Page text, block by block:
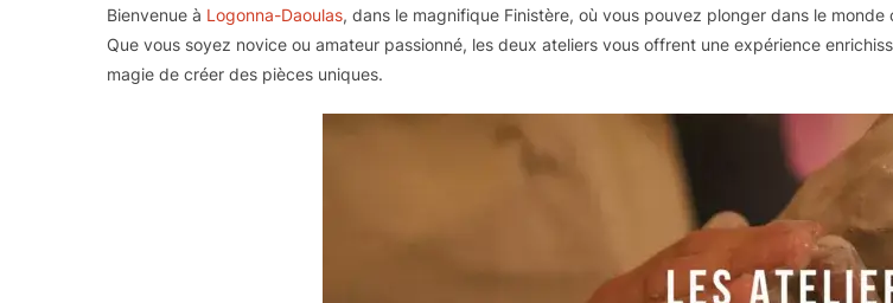
plusieurs
variations.
peuvent
être
choisies
sur
page
Bienvenue à Logonna-Daoulas, dans le magnifique Finistère, où vous pouvez plonger dans le
Que vous soyez novice ou amateur passionné, les deux ateliers vous offrent une expérience
magie de créer des pièces uniques.